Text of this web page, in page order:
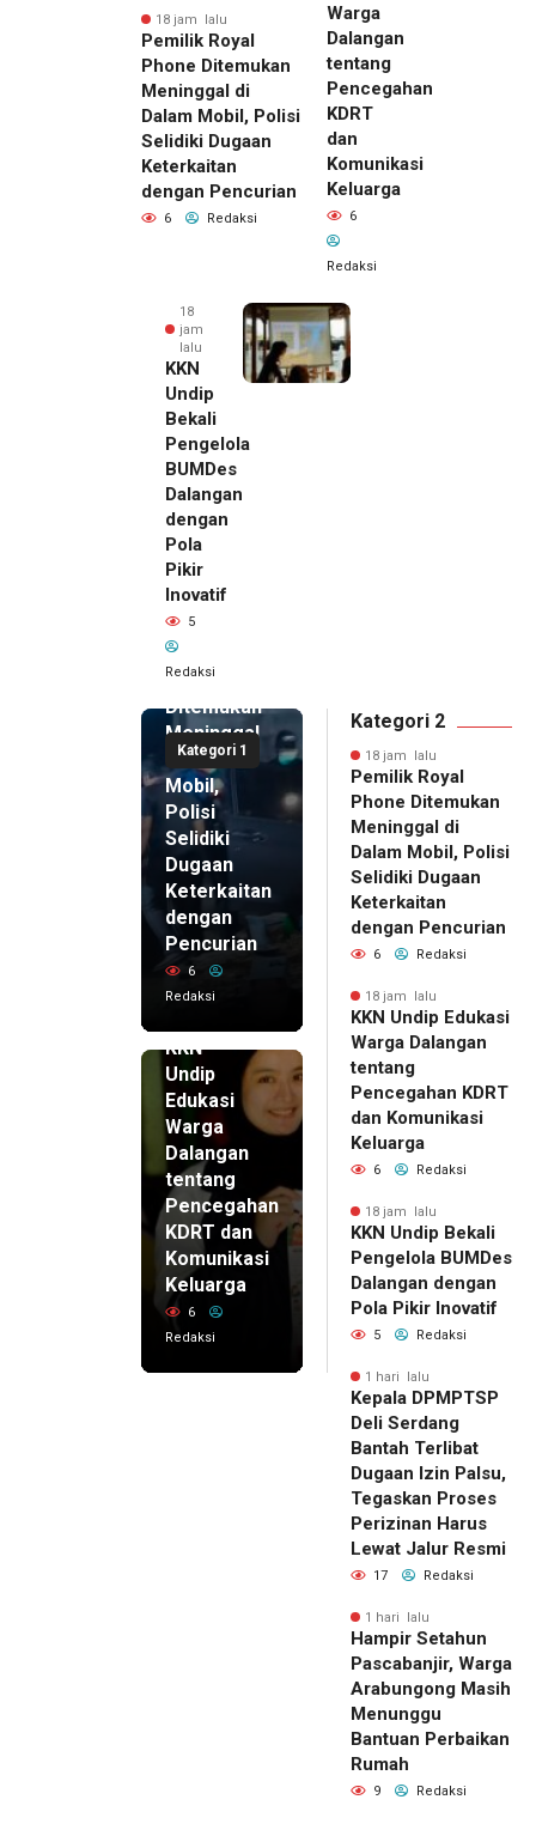
18 jam lalu
Pemilik Royal
Phone Ditemukan
Meninggal di
Dalam Mobil, Polisi
Selidiki Dugaan
Keterkaitan
dengan Pencurian
6 Redaksi
Warga
Dalangan
tentang
Pencegahan
KDRT
dan
Komunikasi
Keluarga
6
Redaksi
18
jam
lalu
KKN
Undip
Bekali
Pengelola
BUMDes
Dalangan
dengan
Pola
Pikir
Inovatif
5
Redaksi
Kategori 1
18 jam lalu
Pemilik
Royal
Phone
Ditemukan
Meninggal
di Dalam
Mobil,
Polisi
Selidiki
Dugaan
Keterkaitan
dengan
Pencurian
6
Redaksi
KKN
Undip
Edukasi
Warga
Dalangan
tentang
Pencegahan
KDRT dan
Komunikasi
Keluarga
6
Redaksi
Kategori 2
18 jam lalu
Pemilik Royal
Phone Ditemukan
Meninggal di
Dalam Mobil, Polisi
Selidiki Dugaan
Keterkaitan
dengan Pencurian
6 Redaksi
18 jam lalu
KKN Undip Edukasi
Warga Dalangan
tentang
Pencegahan KDRT
dan Komunikasi
Keluarga
6 Redaksi
18 jam lalu
KKN Undip Bekali
Pengelola BUMDes
Dalangan dengan
Pola Pikir Inovatif
5 Redaksi
1 hari lalu
Kepala DPMPTSP
Deli Serdang
Bantah Terlibat
Dugaan Izin Palsu,
Tegaskan Proses
Perizinan Harus
Lewat Jalur Resmi
17 Redaksi
1 hari lalu
Hampir Setahun
Pascabanjir, Warga
Arabungong Masih
Menunggu
Bantuan Perbaikan
Rumah
9 Redaksi